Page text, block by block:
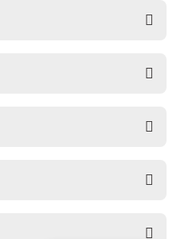
kullanarak tarafımıza